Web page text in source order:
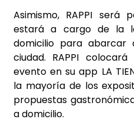
Asimismo, RAPPI
estará a cargo de la
domicilio para abarcar
ciudad. RAPPI
evento en su app LA
la mayoría de los
propuestas
a domicilio.